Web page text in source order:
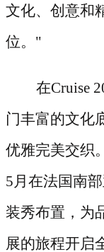
文化、创意和
位。"
在Cruise
门丰富的文化
优雅完美交织
5月在法国南
装秀布置，为
展的旅程开启